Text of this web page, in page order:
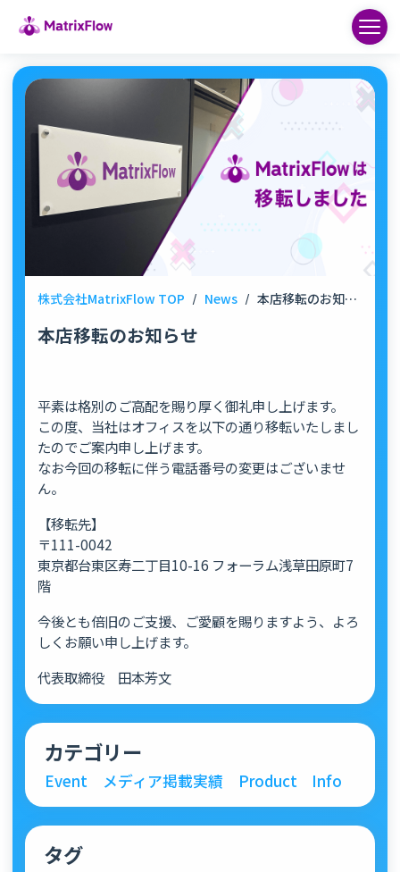
株式会社MatrixFlow TOP / News / 本店移転のお知らせ
本店移転のお知らせ
平素は格別のご高配を賜り厚く御礼申し上げます。
この度、当社はオフィスを以下の通り移転いたしまし
たのでご案内申し上げます。
なお今回の移転に伴う電話番号の変更はございませ
ん。
【移転先】
〒111-0042
東京都台東区寿二丁目10-16 フォーラム浅草田原町7
階
今後とも倍旧のご支援、ご愛顧を賜りますよう、よろ
しくお願い申し上げます。
代表取締役 田本芳文
カテゴリー
Event メディア掲載実績 Product Info
タグ